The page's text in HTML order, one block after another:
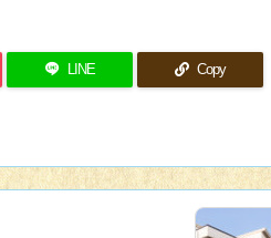
LINE Copy